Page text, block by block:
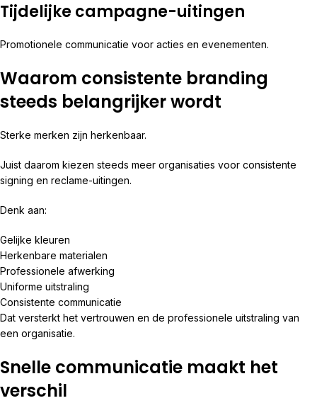
Tijdelijke campagne-uitingen
Promotionele communicatie voor acties en evenementen.
Waarom consistente branding
steeds belangrijker wordt
Sterke merken zijn herkenbaar.
Juist daarom kiezen steeds meer organisaties voor consistente
signing en reclame-uitingen.
Denk aan:
Gelijke kleuren
Herkenbare materialen
Professionele afwerking
Uniforme uitstraling
Consistente communicatie
Dat versterkt het vertrouwen en de professionele uitstraling van
een organisatie.
Snelle communicatie maakt het
verschil